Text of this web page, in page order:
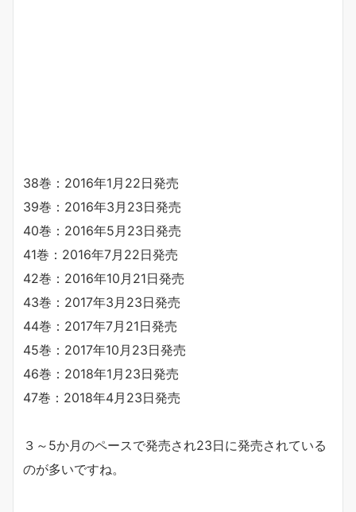
38巻：2016年1月22日発売
39巻：2016年3月23日発売
40巻：2016年5月23日発売
41巻：2016年7月22日発売
42巻：2016年10月21日発売
43巻：2017年3月23日発売
44巻：2017年7月21日発売
45巻：2017年10月23日発売
46巻：2018年1月23日発売
47巻：2018年4月23日発売
３～5か月のペースで発売され23日に発売されている
のが多いですね。